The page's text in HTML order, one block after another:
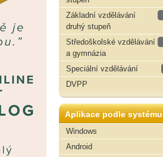
Základní vzdělávání
druhý stupeň
Středoškolské vzdělávání
a gymnázia
Speciální vzdělávání
DVPP
Aplikace podle systému
Windows
Android